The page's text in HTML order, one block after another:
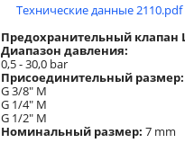
Технические данные 2110.pdf
Предохранительный клапан
Диапазон давления:
0,5 - 30,0 bar
Присоединительный размер:
G 3/8" M
G 1/4" M
G 1/2" M
Номинальный размер: 7 mm